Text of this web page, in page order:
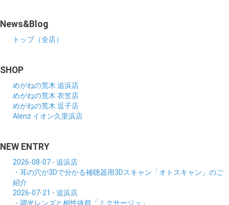
News&Blog
トップ（全店）
SHOP
めがねの荒木 追浜店
めがねの荒木 衣笠店
めがねの荒木 逗子店
Alenz イオン久里浜店
NEW ENTRY
2026-08-07 - 追浜店
・耳の穴が3Dで分かる補聴器用3Dスキャン「オトスキャン」のご
紹介
2026-07-21 - 追浜店
・調光レンズと相性抜群「ミクサージュ」